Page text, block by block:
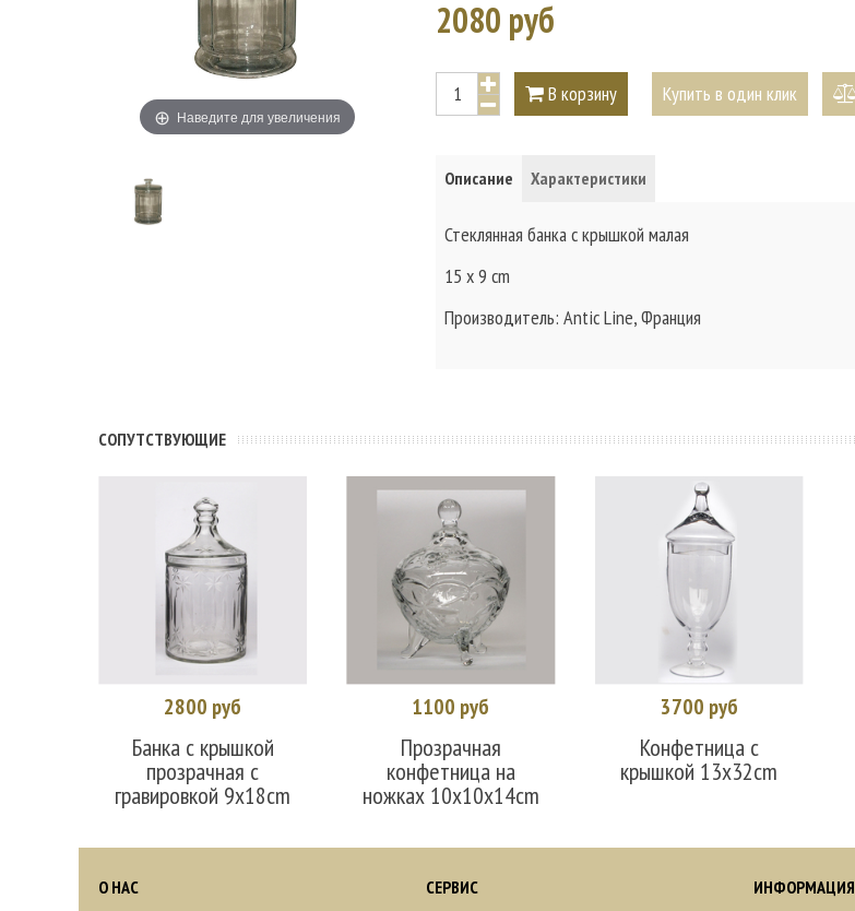
Наведите для увеличения
2080 руб
В корзину Купить в один клик
Описание Характеристики
Стеклянная банка с крышкой малая
15 x 9 cm
Производитель: Antic Line, Франция
CОПУТСТВУЮЩИЕ
В корзину
2800 руб
Банка с крышкой
прозрачная с
гравировкой 9x18cm
В корзину
1100 руб
Прозрачная
конфетница на
ножках 10x10x14cm
Распродано
3700 руб
Конфетница с
крышкой 13x32cm
О НАС СЕРВИС ИНФОРМАЦИЯ